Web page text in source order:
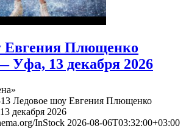
Евгения Плющенко
Уфа, 13 декабря 2026
Ледовое шоу Евгения Плющенко
декабря 2026
InStock 2026-08-06T03:32:00+03:00